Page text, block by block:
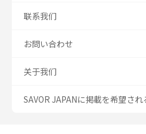
联系我们
お問い合わせ
关于我们
SAVOR JAPANに掲載を希望さ